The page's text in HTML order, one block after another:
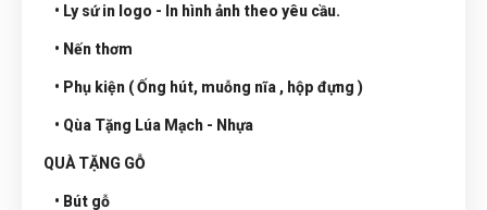
• Ly sứ in logo - In hình ảnh theo yêu cầu.
• Nến thơm
• Phụ kiện ( Ống hút, muỗng nĩa , hộp đựng )
• Qùa Tặng Lúa Mạch - Nhựa
QUÀ TẶNG GỖ
• Bút gỗ